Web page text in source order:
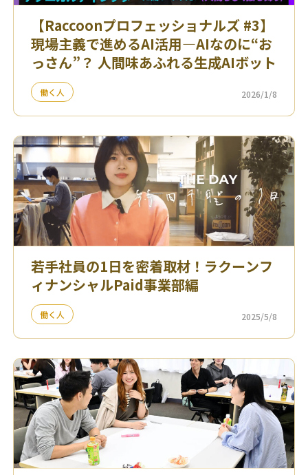
【Raccoonプロフェッショナルズ #3】
現場主義で進めるAI活用—AIなのに“お
っさん”？ 人間味あふれる生成AIボット
働く人 2026/1/8
若手社員の1日を密着取材！ラクーンフ
ィナンシャルPaid事業部編
働く人 2025/5/8